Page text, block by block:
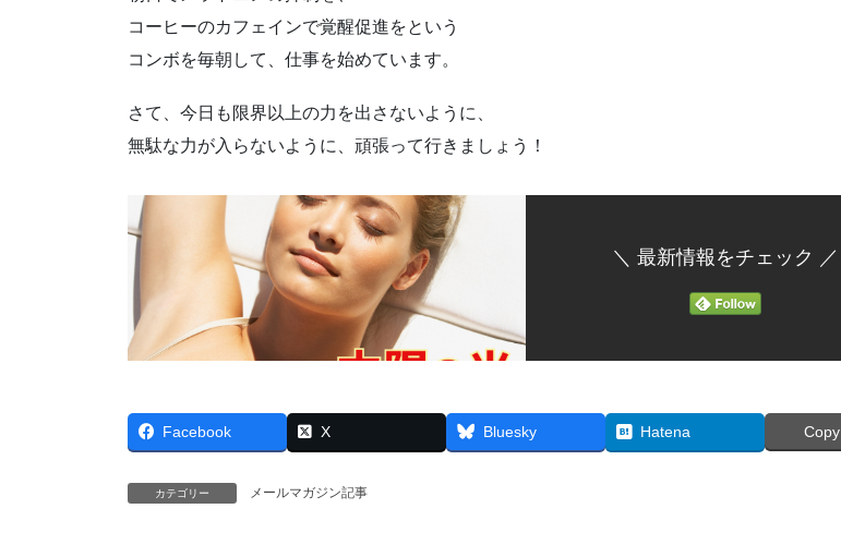
コーヒーのカフェインで覚醒促進をという
コンボを毎朝して、仕事を始めています。
さて、今日も限界以上の力を出さないように、
無駄な力が入らないように、頑張って行きましょう！
＼ 最新情報をチェック ／
Facebook X Bluesky Hatena Copy
カテゴリー メールマガジン記事